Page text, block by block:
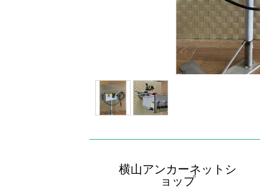
横山アンカーネットシ
ョップ